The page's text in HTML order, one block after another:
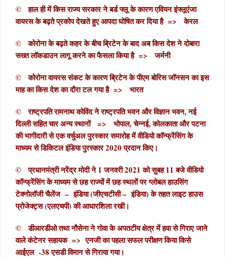
© हाल ही में किस राज्य सरकार ने बर्ड फ्लू के कारण एवियन इंफ्लूएंजा
वायरस के बढ़ते प्रकोप देखते हुए आपदा घोषित कर दिया है => केरल
© कोरोना के बढ़ते कहर के बीच ब्रिटेन के बाद अब किस देश ने दोबारा
सख्त लॉकडाउन लागू करने का फैसला किया है => जर्मनी
© कोरोना वायरस संकट के कारण ब्रिटेन के पीएम बोरिस जॉनसन का इस
माह का किस देश का दौरा टल गया है => भारत
© राष्ट्रपति रामनाथ कोविंद ने राष्ट्रपति भवन और विज्ञान भवन, नई
दिल्ली सहित चार अन्य स्थानों => भोपाल, चेन्नई, कोलकाता और पटना
की भागीदारी से एक वर्चुअल पुरस्कार समारोह में वीडियो कॉन्फ्रेंसिंग के
माध्यम से डिकिटल इंडिया पुरस्कार 2020 प्रदान किए।
© प्रधानमंत्री नरेंद्र मोदी ने 1 जनवरी 2021 को सुबह 11 बजे वीडियो
कॉन्फ्रेंसिंग के माध्यम से छह राज्यों में छह स्थलों पर ग्लोबल हाउसिंग
टेक्नोलॉजी चैलेंज – इंडिया (जीएचटीसी – इंडिया) के तहत लाइट हाउस
प्रोजेक्ट्स (एलएचपी) की आधारशिला रखी।
© डीआरडीओ तथा नौसेना ने गोवा के अपतटीय क्षेत्र में हवा से गिराए जाने
वाले कंटेनर सहायक => एनजी का पहला सफल परीक्षण किया किसे
आईएल -38 एसडी विमान से गिराया गया।